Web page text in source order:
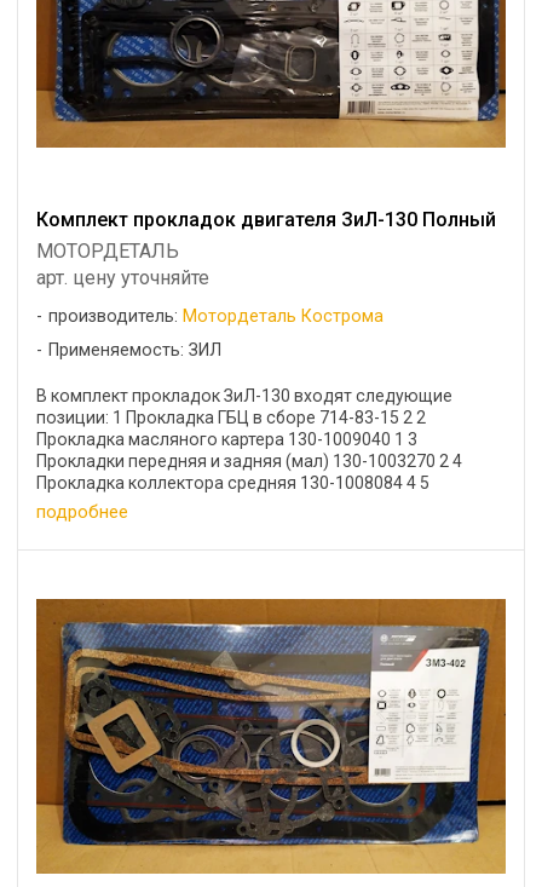
Комплект прокладок двигателя ЗиЛ-130 Полный
МОТОРДЕТАЛЬ
арт. цену уточняйте
производитель: Мотордеталь Кострома
Применяемость: ЗИЛ
В комплект прокладок ЗиЛ-130 входят следующие
позиции: 1 Прокладка ГБЦ в сборе 714-83-15 2 2
Прокладка масляного картера 130-1009040 1 3
Прокладки передняя и задняя (мал) 130-1003270 2 4
Прокладка коллектора средняя 130-1008084 4 5
Прокладка ...
подробнее